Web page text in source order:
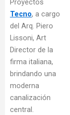
Proyectos
Tecno, a cargo
del Arq. Piero
Lissoni, Art
Director de la
firma italiana,
brindando una
moderna
canalización
central.